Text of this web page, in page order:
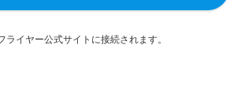
ライヤー公式サイトに接続されます。